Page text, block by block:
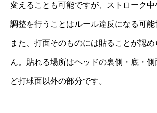
変えることも可能ですが、ストローク中
調整を行うことはルール違反になる可能
また、打面そのものには貼ることが認
ん。貼れる場所はヘッドの裏側・底・
ど打球面以外の部分です。